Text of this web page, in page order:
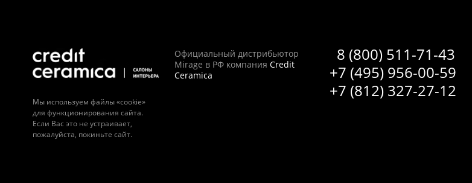
Мы используем файлы «cookie»
для функционирования сайта.
Если Вас это не устраивает,
пожалуйста, покиньте сайт.
8 (800) 511-71-43
+7 (495) 956-00-59
+7 (812) 327-27-12
Официальный дистрибьютор
Mirage в РФ компания Credit
Ceramica